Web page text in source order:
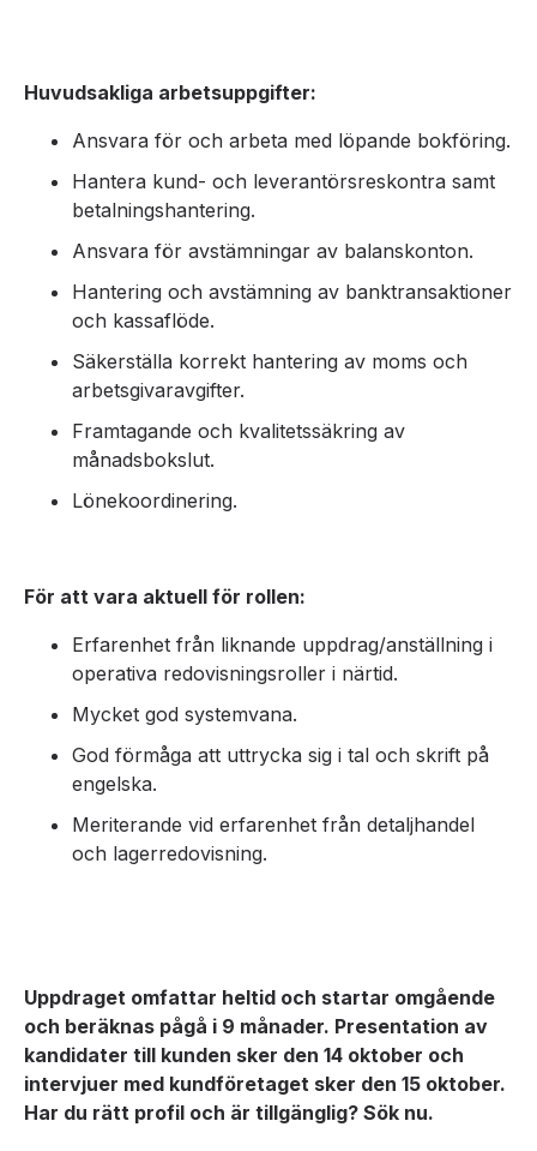
Huvudsakliga arbetsuppgifter:
Ansvara för och arbeta med löpande bokföring.
Hantera kund- och leverantörsreskontra samt
betalningshantering.
Ansvara för avstämningar av balanskonton.
Hantering och avstämning av banktransaktioner
och kassaflöde.
Säkerställa korrekt hantering av moms och
arbetsgivaravgifter.
Framtagande och kvalitetssäkring av
månadsbokslut.
Lönekoordinering.
För att vara aktuell för rollen:
Erfarenhet från liknande uppdrag/anställning i
operativa redovisningsroller i närtid.
Mycket god systemvana.
God förmåga att uttrycka sig i tal och skrift på
engelska.
Meriterande vid erfarenhet från detaljhandel
och lagerredovisning.
Uppdraget omfattar heltid och startar omgående
och beräknas pågå i 9 månader. Presentation av
kandidater till kunden sker den 14 oktober och
intervjuer med kundföretaget sker den 15 oktober.
Har du rätt profil och är tillgänglig? Sök nu.